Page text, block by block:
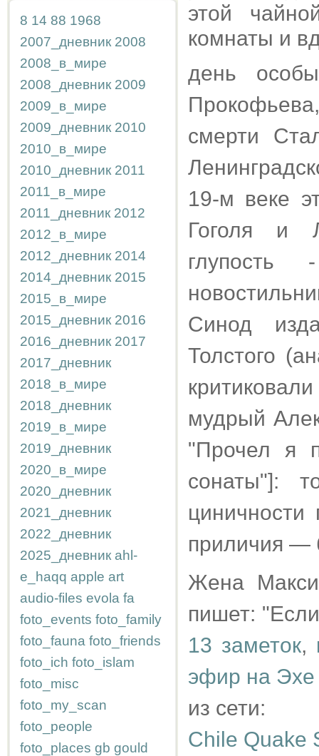
8 14 88 1968
2007_дневник 2008
2008_в_мире
2008_дневник 2009
2009_в_мире
2009_дневник 2010
2010_в_мире
2010_дневник 2011
2011_в_мире
2011_дневник 2012
2012_в_мире
2012_дневник 2014
2014_дневник 2015
2015_в_мире
2015_дневник 2016
2016_дневник 2017
2017_дневник
2018_в_мире
2018_дневник
2019_в_мире
2019_дневник
2020_в_мире
2020_дневник
2021_дневник
2022_дневник
2025_дневник ahl-
e_haqq apple art
audio-files evola fa
foto_events foto_family
foto_fauna foto_friends
foto_ich foto_islam
foto_misc
foto_my_scan
foto_people
foto_places gb gould
этой
комнаты и
день
смерти
19-м веке
Гоголя и
Синод
Толстого
мудрый
"Прочел я
сонаты"]:
циничности
приличия —
Жена
пишет:
13 заметок,
эфир на
из сети:
Chile Quake